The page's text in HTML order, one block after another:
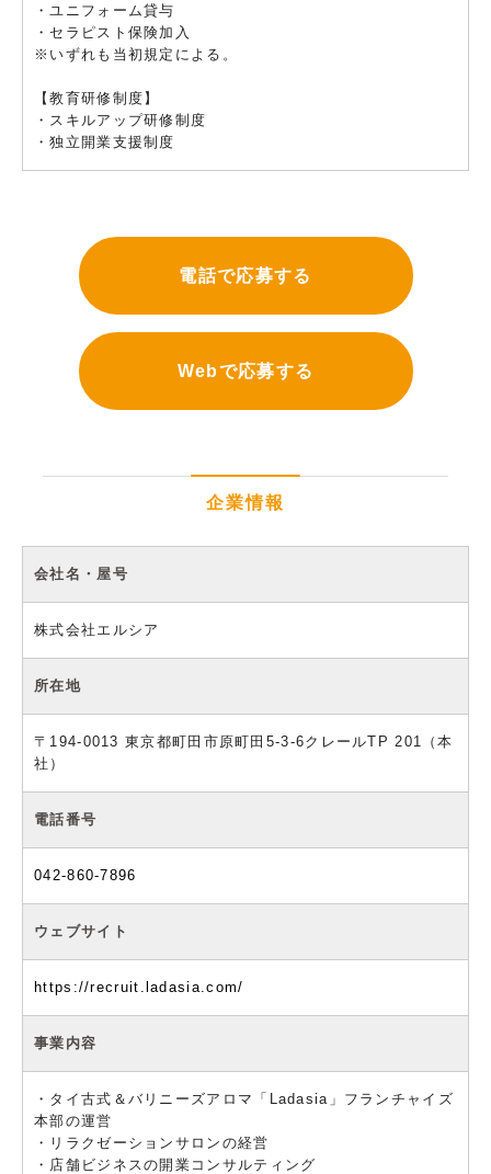
・ユニフォーム貸与
・セラピスト保険加入
※いずれも当初規定による。
【教育研修制度】
・スキルアップ研修制度
・独立開業支援制度
電話で応募する
Webで応募する
企業情報
会社名・屋号
株式会社エルシア
所在地
〒194-0013 東京都町田市原町田5-3-6クレールTP 201（本
社）
電話番号
042-860-7896
ウェブサイト
https://recruit.ladasia.com/
事業内容
・タイ古式＆バリニーズアロマ「Ladasia」フランチャイズ
本部の運営
・リラクゼーションサロンの経営
・店舗ビジネスの開業コンサルティング